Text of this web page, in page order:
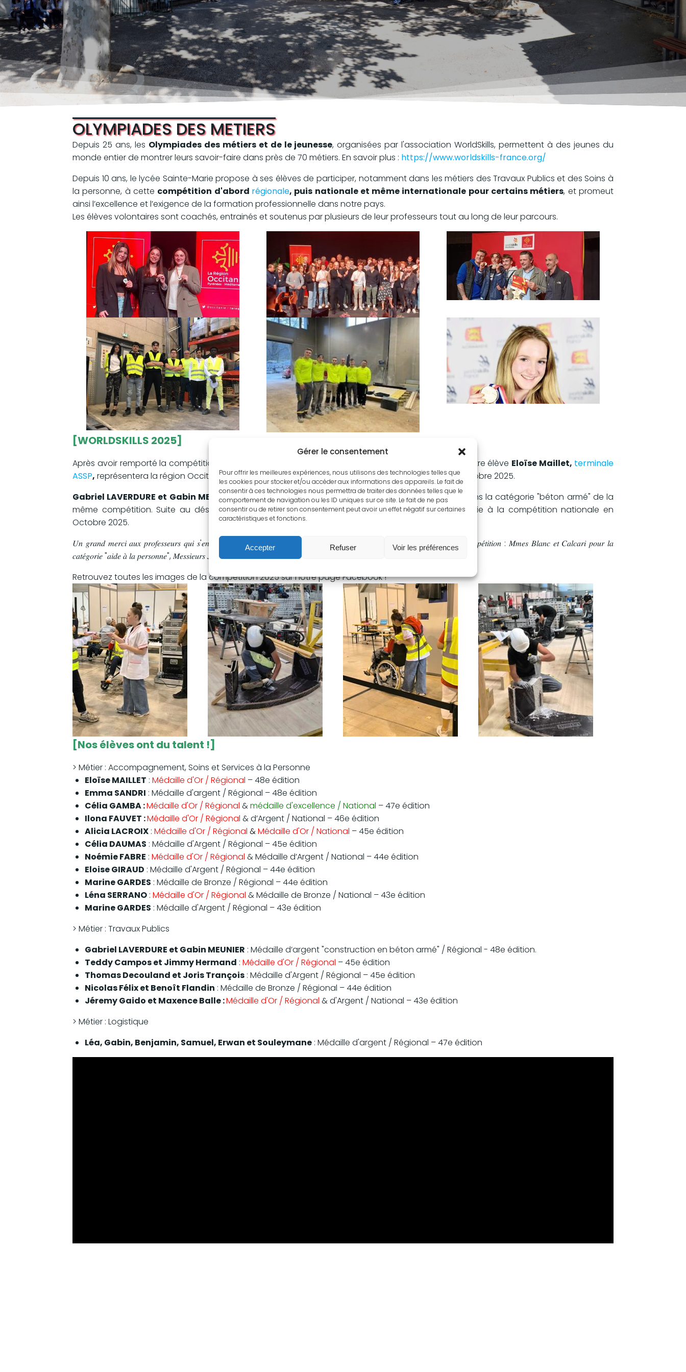
Gérer le consentement
Pour offrir les meilleures expériences, nous utilisons des technologies telles que
les cookies pour stocker et/ou accéder aux informations des appareils. Le fait de
consentir à ces technologies nous permettra de traiter des données telles que le
comportement de navigation ou les ID uniques sur ce site. Le fait de ne pas
consentir ou de retirer son consentement peut avoir un effet négatif sur certaines
caractéristiques et fonctions.
Accepter Refuser Voir les préférences
OLYMPIADES DES METIERS
Depuis 25 ans, les Olympiades des métiers et de le jeunesse, organisées par l'association WorldSkills, permettent à des jeunes du
monde entier de montrer leurs savoir-faire dans près de 70 métiers. En savoir plus : https://www.worldskills-france.org/
Depuis 10 ans, le lycée Sainte-Marie propose à ses élèves de participer, notamment dans les métiers des Travaux Publics et des Soins à
la personne, à cette compétition d'abord régionale, puis nationale et même internationale pour certains métiers, et promeut
ainsi l’excellence et l’exigence de la formation professionnelle dans notre pays.
Les élèves volontaires sont coachés, entrainés et soutenus par plusieurs de leur professeurs tout au long de leur parcours.
[WORLDSKILLS 2025]
Après avoir remporté la compétition régionale catégorie "services à la personne" en février 2025, notre élève Eloïse Maillet, terminale
ASSP, représentera la région Occitanie à la compétition nationale qui se déroulera à Marseille en Octobre 2025.
Gabriel LAVERDURE et Gabin MEUNIER, élèves deBac Pro Travaux Publics,se sont classés 2e dans la catégorie "béton armé" de la
même compétition. Suite au désistement des 1er, ils représenteront également la région Occitanie à la compétition nationale en
Octobre 2025.
𝑈𝑛 𝑔𝑟𝑎𝑛𝑑 𝑚𝑒𝑟𝑐𝑖 𝑎𝑢𝑥 𝑝𝑟𝑜𝑓𝑒𝑠𝑠𝑒𝑢𝑟𝑠 𝑞𝑢𝑖 𝑠'𝑒𝑛𝑔𝑎𝑔𝑒𝑛𝑡 𝑒𝑡 𝑞𝑢𝑖 𝑒𝑛𝑐𝑎𝑑𝑟𝑒𝑛𝑡 𝑐𝑒𝑠 𝑗𝑒𝑢𝑛𝑒𝑠 𝑡𝑜𝑢𝑡 𝑎𝑢 𝑙𝑜𝑛𝑔 𝑑𝑒 𝑙𝑒𝑢𝑟 𝑝𝑟𝑒́𝑝𝑎𝑟𝑎𝑡𝑖𝑜𝑛 𝑎̀ 𝑐𝑒𝑡𝑡𝑒 𝑐𝑜𝑚𝑝𝑒́𝑡𝑖𝑡𝑖𝑜𝑛 : 𝑀𝑚𝑒𝑠 𝐵𝑙𝑎𝑛𝑐 𝑒𝑡 𝐶𝑎𝑙𝑐𝑎𝑟𝑖 𝑝𝑜𝑢𝑟 𝑙𝑎
𝑐𝑎𝑡𝑒́𝑔𝑜𝑟𝑖𝑒 "𝑎𝑖𝑑𝑒 𝑎̀ 𝑙𝑎 𝑝𝑒𝑟𝑠𝑜𝑛𝑛𝑒", 𝑀𝑒𝑠𝑠𝑖𝑒𝑢𝑟𝑠 𝐽𝑢𝑙𝑙𝑖𝑎𝑛 𝑒𝑡 𝑀𝑜𝑢𝑡𝑢𝑟𝑎𝑡 𝑝𝑜𝑢𝑟 𝑙𝑎 𝑐𝑎𝑡𝑒́𝑔𝑜𝑟𝑖𝑒 "𝑏𝑒́𝑡𝑜𝑛 𝑎𝑟𝑚𝑒́".
Retrouvez toutes les images de la compétition 2025 sur notre page Facebook !
[Nos élèves ont du talent !]
> Métier : Accompagnement, Soins et Services à la Personne
Eloïse MAILLET : Médaille d'Or / Régional – 48e édition
Emma SANDRI : Médaille d'argent / Régional – 48e édition
Célia GAMBA :Médaille d'Or / Régional &médaille d'excellence / National – 47e édition
Ilona FAUVET :Médaille d'Or / Régional & d’Argent / National – 46e édition
Alicia LACROIX : Médaille d'Or / Régional &Médaille d'Or / National – 45e édition
Célia DAUMAS : Médaille d'Argent / Régional – 45e édition
Noémie FABRE : Médaille d'Or / Régional & Médaille d’Argent / National – 44e édition
Eloise GIRAUD : Médaille d'Argent / Régional – 44e édition
Marine GARDES : Médaille de Bronze / Régional – 44e édition
Léna SERRANO : Médaille d'Or / Régional & Médaille de Bronze / National – 43e édition
Marine GARDES : Médaille d'Argent / Régional – 43e édition
> Métier : Travaux Publics
Gabriel LAVERDURE et Gabin MEUNIER : Médaille d’argent "construction en béton armé" / Régional - 48e édition.
Teddy Campos et Jimmy Hermand : Médaille d'Or / Régional – 45e édition
Thomas Decouland et Joris Trançois : Médaille d'Argent / Régional – 45e édition
Nicolas Félix et Benoît Flandin : Médaille de Bronze / Régional – 44e édition
Jéremy Gaido et Maxence Balle :Médaille d'Or / Régional & d'Argent / National – 43e édition
> Métier : Logistique
Léa, Gabin, Benjamin, Samuel, Erwan et Souleymane : Médaille d'argent / Régional – 47e édition